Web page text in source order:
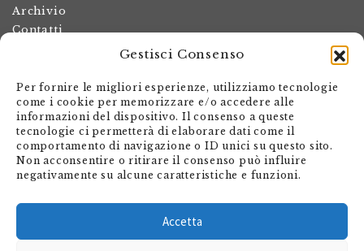
Gestisci Consenso
Per fornire le migliori esperienze, utilizziamo tecnologie
come i cookie per memorizzare e/o accedere alle
informazioni del dispositivo. Il consenso a queste
tecnologie ci permetterà di elaborare dati come il
comportamento di navigazione o ID unici su questo sito.
Non acconsentire o ritirare il consenso può influire
negativamente su alcune caratteristiche e funzioni.
Accetta
Archivio
Contatti
Termini e condizioni
Spese di spedizione
Politica dei resi
Informativa sulla privacy
Il mio account
Carrello
Via Giovanni Antonio Orelli 29
Casella postale 563